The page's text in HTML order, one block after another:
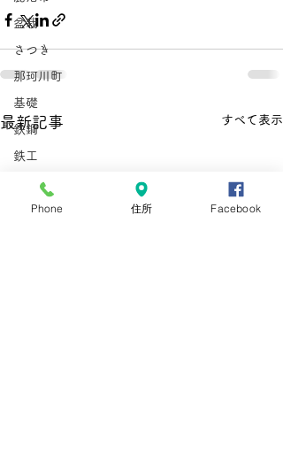
盆栽
さつき
那珂川町
基礎
鉄鋼
鉄工
非加熱水産加工
外国人雇用労務士
最新記事 すべて表示
Phone 住所 Facebook